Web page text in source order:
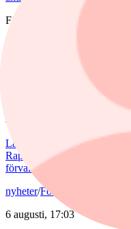
Fonder
Förvaltaren
"Fortsatt stor
Lancelot Sverige steg 8,6%
Rapportvinnarna Mips och
förvaltaren Erik Bertilsson
nyheter/Försvarsbolag
6 augusti, 17:03